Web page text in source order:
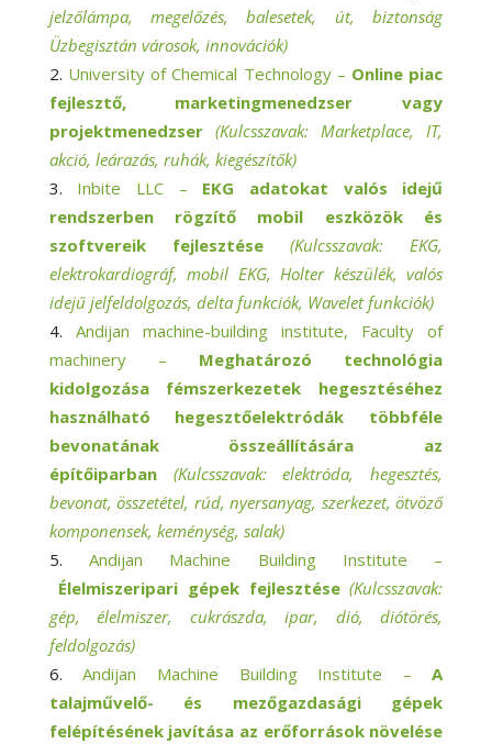
jelzőlámpa, megelőzés, balesetek, út, biztonság
Üzbegisztán városok, innovációk)
University of Chemical Technology – Online piac
fejlesztő, marketingmenedzser vagy
projektmenedzser (Kulcsszavak: Marketplace, IT,
akció, leárazás, ruhák, kiegészítők)
Inbite LLC – EKG adatokat valós idejű
rendszerben rögzítő mobil eszközök és
szoftvereik fejlesztése(Kulcsszavak: EKG,
elektrokardiográf, mobil EKG, Holter készülék, valós
idejű jelfeldolgozás, delta funkciók, Wavelet funkciók)
Andijan machine-building institute, Faculty of
machinery – Meghatározó technológia
kidolgozása fémszerkezetek hegesztéséhez
használható hegesztőelektródák többféle
bevonatának összeállítására az
építőiparban (Kulcsszavak: elektróda, hegesztés,
bevonat, összetétel, rúd, nyersanyag, szerkezet, ötvöző
komponensek, keménység, salak)
Andijan Machine Building Institute –
Élelmiszeripari gépek fejlesztése(Kulcsszavak:
gép, élelmiszer, cukrászda, ipar, dió, diótörés,
feldolgozás)
Andijan Machine Building Institute –A
talajművelő- és mezőgazdasági gépek
felépítésének javítása az erőforrások növelése